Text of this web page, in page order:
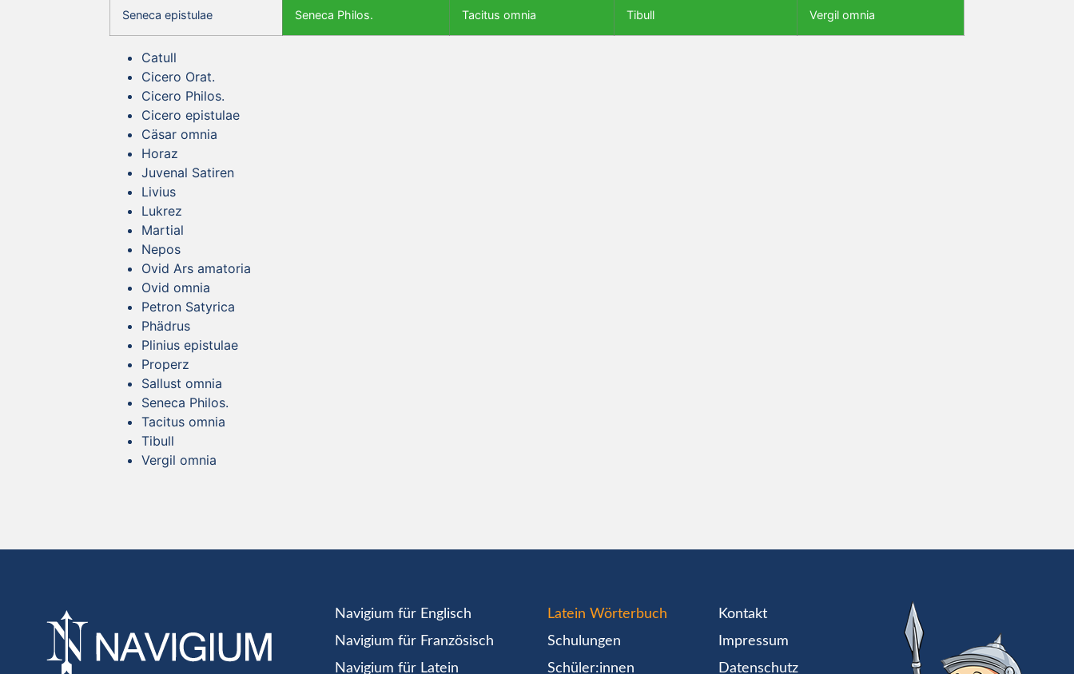
Seneca epistulae Seneca Philos. Tacitus omnia Tibull Vergil omnia
Catull
Cicero Orat.
Cicero Philos.
Cicero epistulae
Cäsar omnia
Horaz
Juvenal Satiren
Livius
Lukrez
Martial
Nepos
Ovid Ars amatoria
Ovid omnia
Petron Satyrica
Phädrus
Plinius epistulae
Properz
Sallust omnia
Seneca Philos.
Tacitus omnia
Tibull
Vergil omnia
Navigium für Englisch
Navigium für Französisch
Navigium für Latein
Latein Wörterbuch
Schulungen
Schüler:innen
Kontakt
Impressum
Datenschutz